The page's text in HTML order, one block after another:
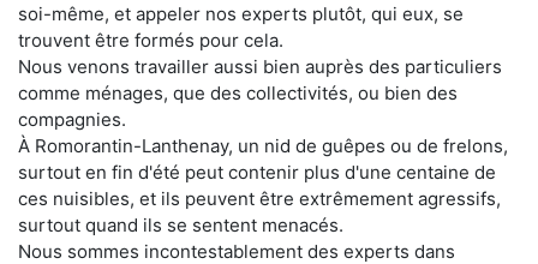
soi-même, et appeler nos experts plutôt, qui eux, se
trouvent être formés pour cela.
Nous venons travailler aussi bien auprès des particuliers
comme ménages, que des collectivités, ou bien des
compagnies.
À Romorantin-Lanthenay, un nid de guêpes ou de frelons,
surtout en fin d'été peut contenir plus d'une centaine de
ces nuisibles, et ils peuvent être extrêmement agressifs,
surtout quand ils se sentent menacés.
Nous sommes incontestablement des experts dans